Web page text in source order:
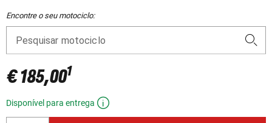
Encontre o seu motociclo:
Pesquisar motociclo
€ 185,001
Disponível para entrega